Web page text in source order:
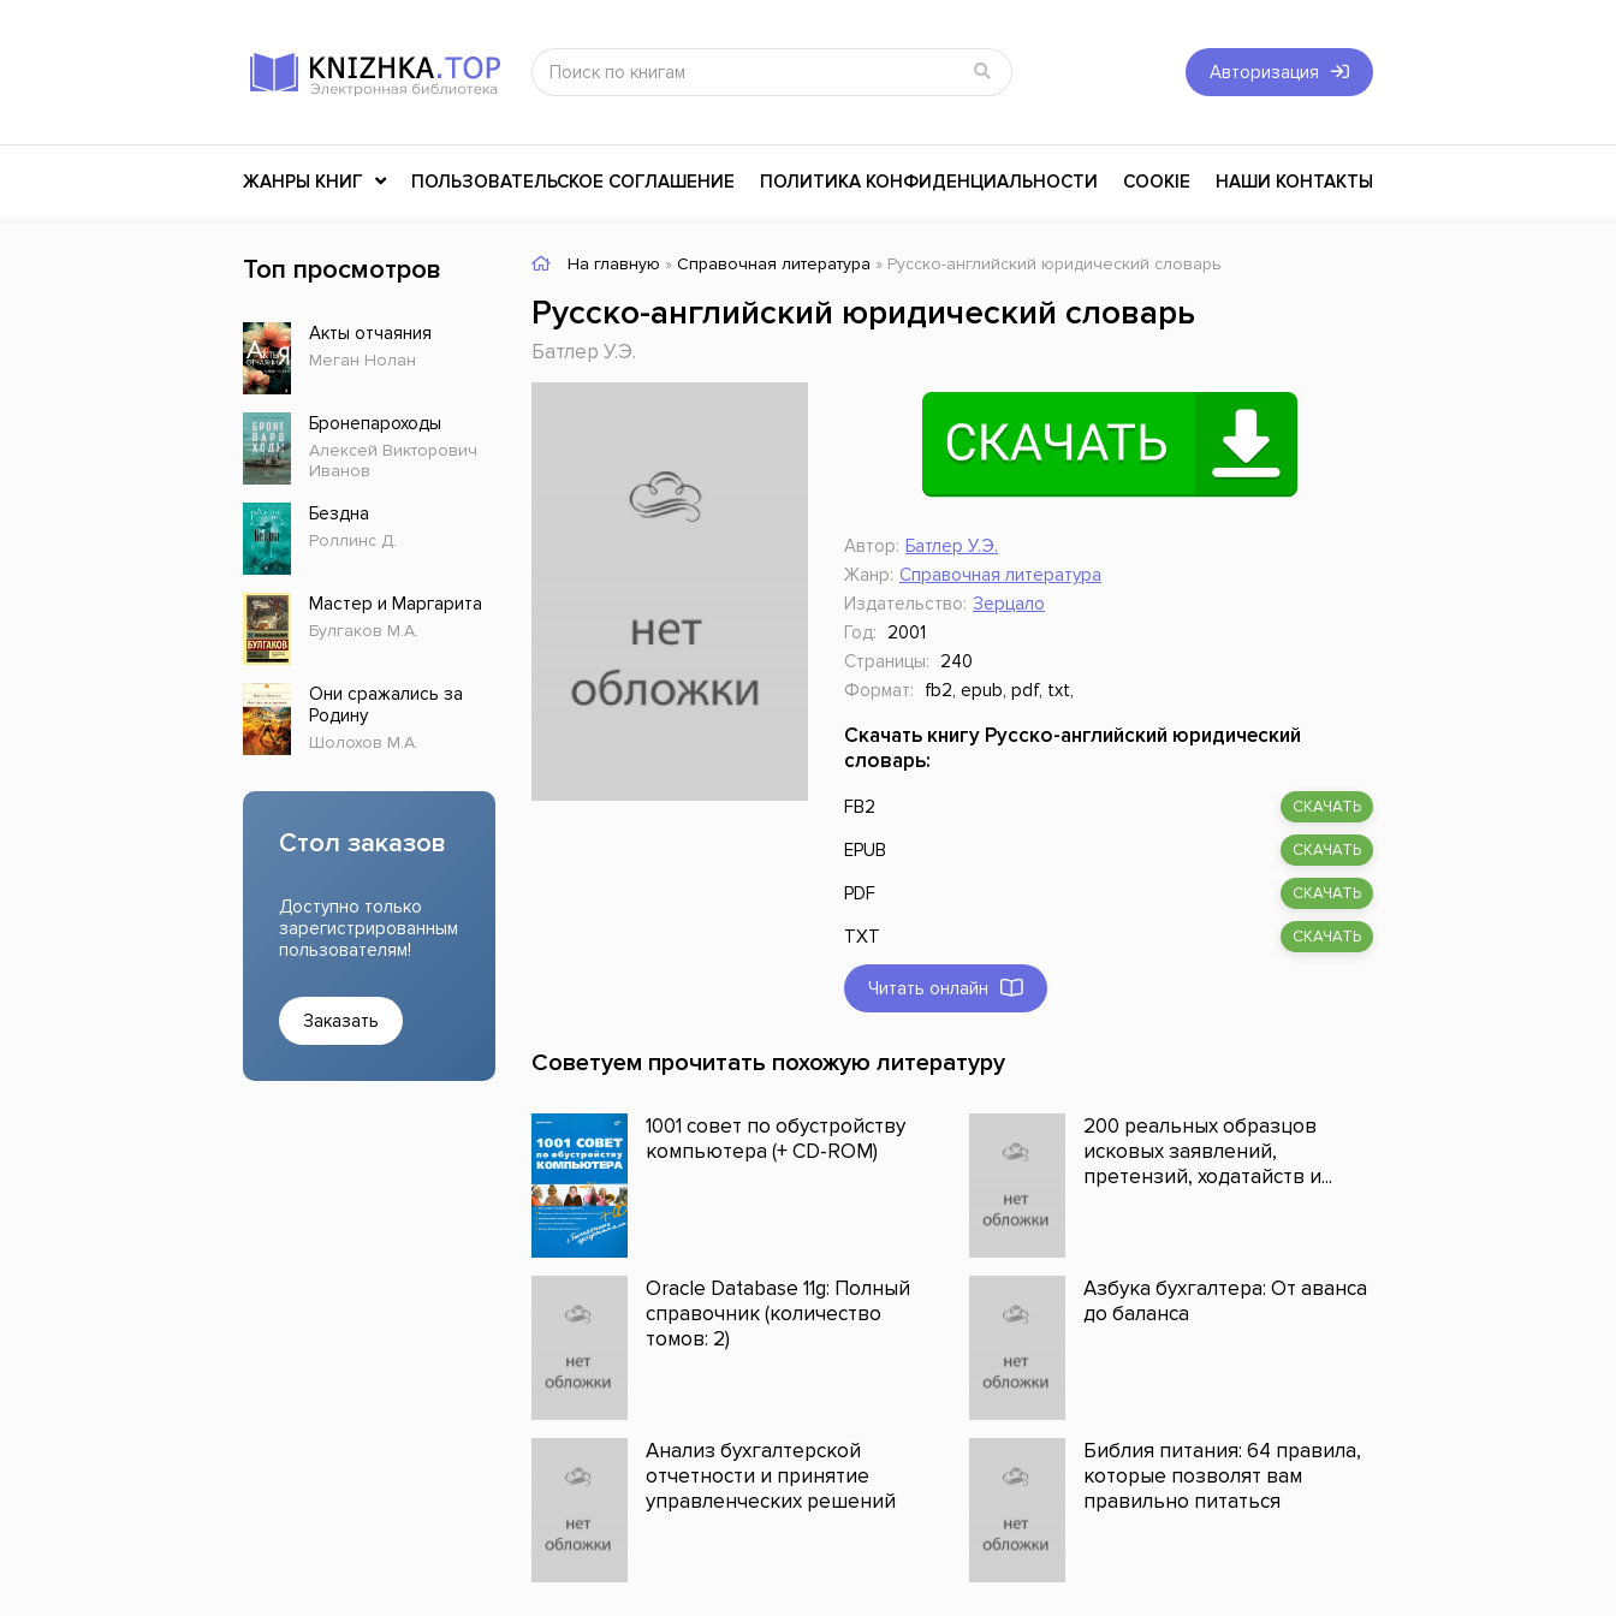
Авторизация
ЖАНРЫ КНИГ
Российское искусство
Детективы
Детские книги
История
Разное
Прочие издания
Медицина и здоровье
Научная литература
Научные издания
Современная проза
История России
Юмор и сатира
Философия
Эзотерика
Экономика
ПОЛЬЗОВАТЕЛЬСКОЕ СОГЛАШЕНИЕ ПОЛИТИКА КОНФИДЕНЦИАЛЬНОСТИ COOKIE НАШИ КОНТАКТЫ
На главную » Справочная литература » Русско-английский юридический словарь
Русско-английский юридический словарь
Батлер У.Э.
Автор: Батлер У.Э.
Жанр: Справочная литература
Издательство: Зерцало
Год:
2001
Страницы:
240
Формат:
fb2, epub, pdf, txt,
Скачать книгу Русско-английский юридический
словарь:
FB2 СКАЧАТЬ
EPUB СКАЧАТЬ
PDF СКАЧАТЬ
TXT СКАЧАТЬ
Читать онлайн
Советуем прочитать похожую литературу
1001 совет по обустройству
компьютера (+ CD-ROM)
200 реальных образцов
исковых заявлений,
претензий, ходатайств и...
Oraclе Database 11g: Полный
справочник (количество
томов: 2)
Азбука бухгалтера: От аванса
до баланса
Анализ бухгалтерской
отчетности и принятие
управленческих решений
Библия питания: 64 правила,
которые позволят вам
правильно питаться
Топ просмотров
Акты отчаяния
Меган Нолан
Бронепароходы
Алексей Викторович
Иванов
Бездна
Роллинс Д.
Мастер и Маргарита
Булгаков М.А.
Они сражались за
Родину
Шолохов М.А.
Стол заказов
Доступно только
зарегистрированным
пользователям!
Заказать